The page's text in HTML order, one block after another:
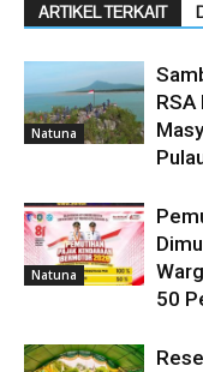
ARTIKEL TERKAIT
Natuna
Natuna
50